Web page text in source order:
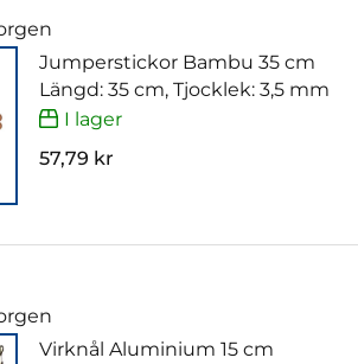
Jumperstickor Bambu 35 cm
Längd: 35 cm, Tjocklek: 3,5 mm
I lager
57,79 kr
Virknål Aluminium 15 cm